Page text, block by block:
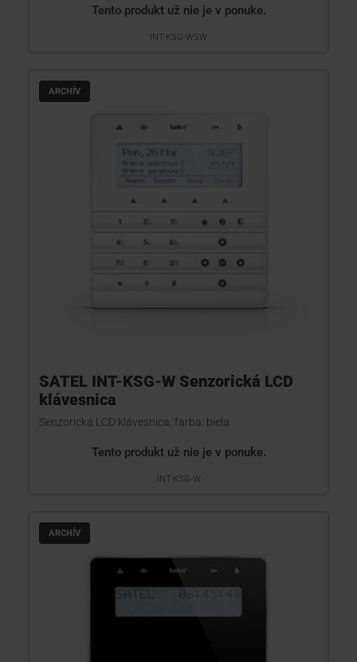
Tento produkt už nie je v ponuke.
INT-KSG-WSW
ARCHÍV
SATEL INT-KSG-W Senzorická LCD
klávesnica
Senzorická LCD klávesnica, farba: biela
Tento produkt už nie je v ponuke.
INT-KSG-W
ARCHÍV